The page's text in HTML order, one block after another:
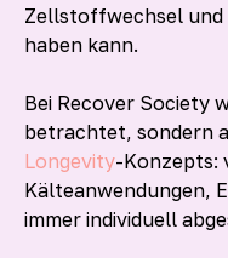
Zellstoffwechsel und
haben kann.
Bei Recover Society
betrachtet, sondern
Longevity-Konzepts:
Kälteanwendungen,
immer individuell